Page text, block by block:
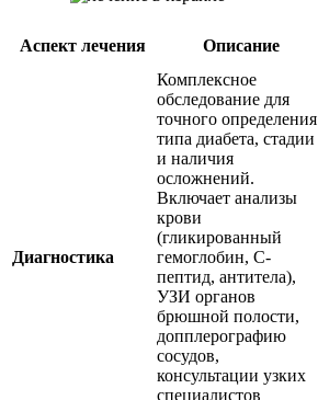
Аспект лечения Описание
Диагностика
Комплексное
обследование для
точного определения
типа диабета, стадии
и наличия
осложнений.
Включает анализы
крови
(гликированный
гемоглобин, С-
пептид, антитела),
УЗИ органов
брюшной полости,
допплерографию
сосудов,
консультации узких
специалистов